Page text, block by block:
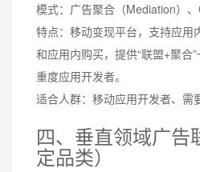
模式：广告聚合（Mediation）
特点：移动变现平台，支持应用
和应用内购买，提供“联盟+聚合
重度应用开发者。
适合人群：移动应用开发者、需
四、垂直领域广告
定品类）